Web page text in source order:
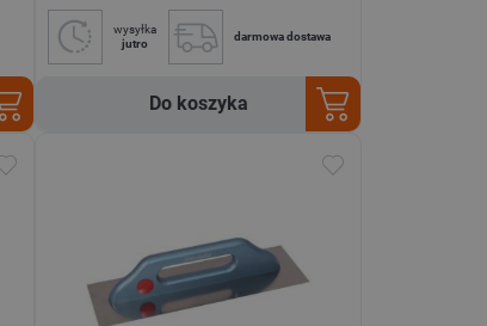
wysyłka
jutro
darmowa dostawa
Do koszyka